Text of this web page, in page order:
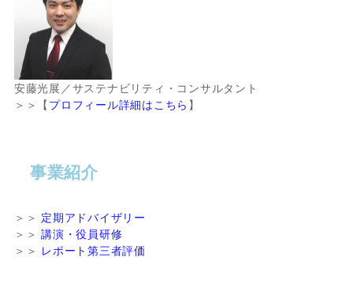
安藤光展／サステナビリティ・コンサルタント
＞＞【 プロフィール詳細はこちら 】
事業紹介
＞＞ 定期アドバイザリー
＞＞講演・役員研修
＞＞ レポート第三者評価